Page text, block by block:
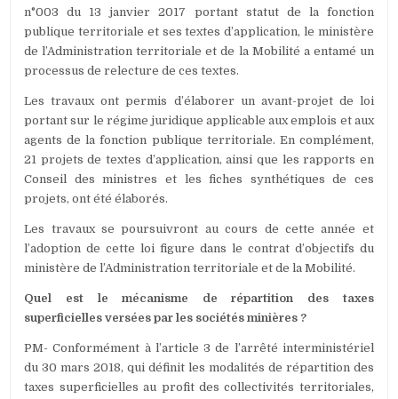
n°003 du 13 janvier 2017 portant statut de la fonction
publique territoriale et ses textes d’application, le ministère
de l’Administration territoriale et de la Mobilité a entamé un
processus de relecture de ces textes.
Les travaux ont permis d’élaborer un avant-projet de loi
portant sur le régime juridique applicable aux emplois et aux
agents de la fonction publique territoriale. En complément,
21 projets de textes d’application, ainsi que les rapports en
Conseil des ministres et les fiches synthétiques de ces
projets, ont été élaborés.
Les travaux se poursuivront au cours de cette année et
l’adoption de cette loi figure dans le contrat d’objectifs du
ministère de l’Administration territoriale et de la Mobilité.
Quel est le mécanisme de répartition des taxes
superficielles versées par les sociétés minières ?
PM- Conformément à l’article 3 de l’arrêté interministériel
du 30 mars 2018, qui définit les modalités de répartition des
taxes superficielles au profit des collectivités territoriales,